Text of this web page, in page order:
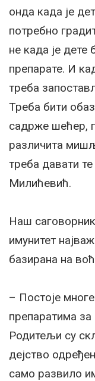
онда када је
потребно
не када је дете
препарате. И
треба
Треба бити
садрже шећер,
различита
треба давати
Милићевић.
Наш
имунитет
базирана на
– Постоје
препаратима
Родитељи су
дејство
само развило